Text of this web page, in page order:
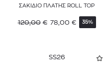
ΣΑΚΙΔΙΟ ΠΛΑΤΗΣ ROLL TOP
120,00 € 78,00 € 35%
SS26